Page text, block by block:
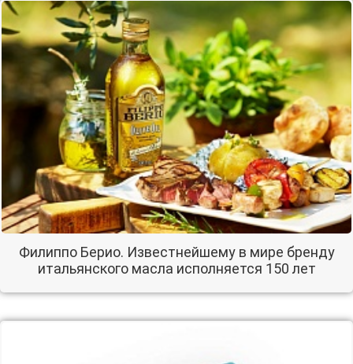
Филиппо Берио. Известнейшему в мире бренду
итальянского масла исполняется 150 лет